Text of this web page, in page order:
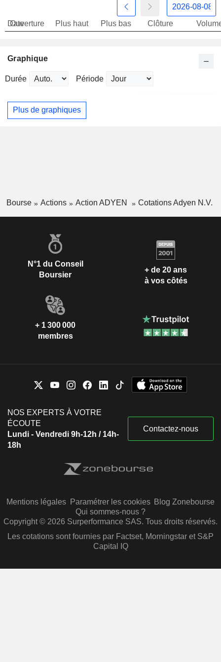
Date
Ouverture Plus haut Plus bas Clôture
Graphique
Durée Période
Plus de graphiques
Bourse Actions Action ADYEN Cotations Adyen N.V.
N°1 du Conseil
Boursier
+ de 20 ans
à vos côtés
+ 1 300 000
membres
NOS EXPERTS À VOTRE
ÉCOUTE
Lundi - Vendredi 9h-12h / 14h-
18h
Contactez-nous
Mentions légales Paramétrer les cookies Blog Zonebourse
Qui sommes-nous ?
Copyright © 2026 Surperformance SAS. Tous droits réservés.
Les cotations sont fournies par Factset, Morningstar et S&P
Capital IQ